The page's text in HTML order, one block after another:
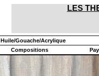
LES
Huile/Gouache/Acrylique
Compositions